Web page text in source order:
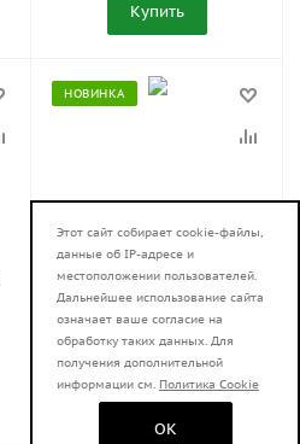
Купить
НОВИНКА
Вибрационный насос
Ручеек-1М 10м (нижний
забор) Р-1М-10-к
2 570₽/шт
Купить
Этот сайт собирает cookie-файлы,
данные об IP-адресе и
местоположении пользователей.
Дальнейшее использование сайта
означает ваше согласие на
обработку таких данных. Для
получения дополнительной
информации см. Политика Cookie
OK